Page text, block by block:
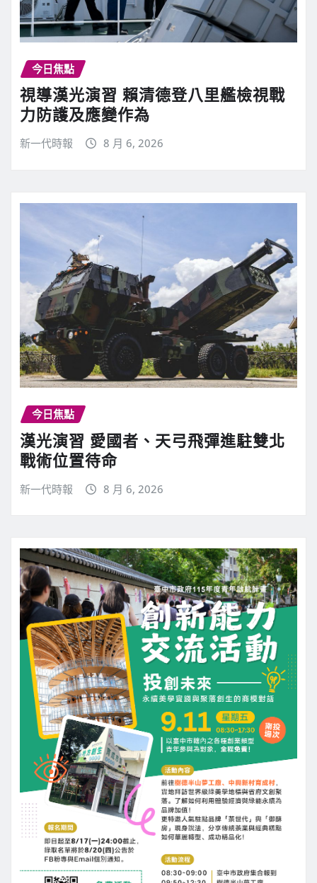
今日焦點
視導漢光演習 賴清德登八里艦檢視戰
力防護及應變作為
新一代時報 8 月 6, 2026
今日焦點
漢光演習 愛國者、天弓飛彈進駐雙北
戰術位置待命
新一代時報 8 月 6, 2026